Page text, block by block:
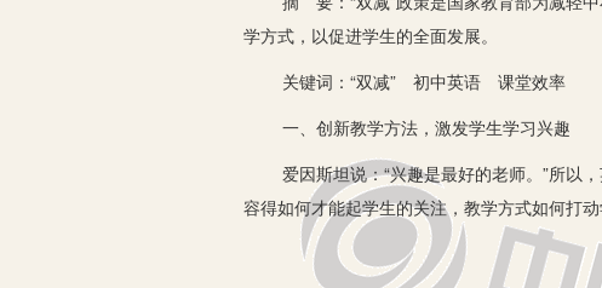
学方式，以促进学生的全面发展。
关键词：“双减” 初中英语 课堂效率
一、创新教学方法，激发学生学习兴趣
爱因斯坦说：“兴趣是最好的老师。”所以，
容得如何才能起学生的关注，教学方式如何打
能集中学生的注意力，调动学生学习的积极性
生蹦一蹦就可摘到果子。教师要积极探索英